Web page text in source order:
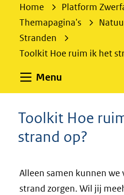
Home
Platform
Themapagina's
Stranden
Toolkit Hoe ruim ik het
Menu
Toolkit Hoe
strand op?
Alleen samen kunnen we
strand zorgen. Wil jij